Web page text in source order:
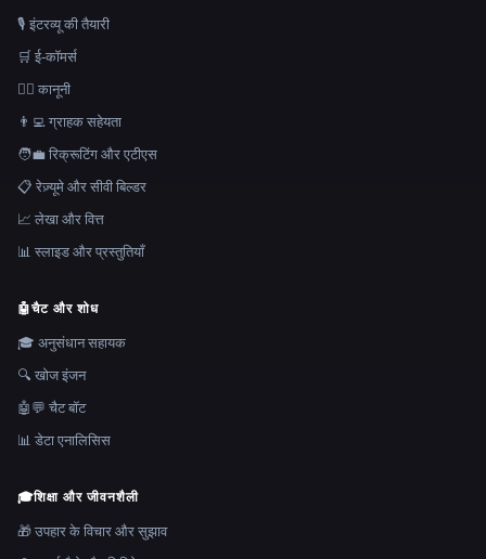
🎙️ इंटरव्यू की तैयारी
🛒 ई-कॉमर्स
👩‍⚖️ कानूनी
👨‍💻 ग्राहक सहेयता
🧑‍💼 रिक्रूटिंग और एटीएस
📋 रेज़्यूमे और सीवी बिल्डर
📈 लेखा और वित्त
📊 स्लाइड और प्रस्तुतियाँ
🤖चैट और शोध
🎓 अनुसंधान सहायक
🔍 खोज इंजन
🤖💬 चैट बॉट
📊 डेटा एनालिसिस
🎓शिक्षा और जीवनशैली
🎁 उपहार के विचार और सुझाव